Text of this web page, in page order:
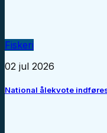
Fiskeri
02 jul 2026
National ålekvote